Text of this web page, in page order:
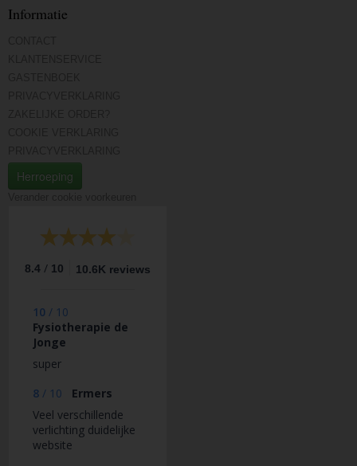
Informatie
Herroeping
8.4 / 10 10.6K reviews
10 / 10
Fysiotherapie de
Jonge
super
8 / 10
Ermers
Veel verschillende
verlichting duidelijke
website